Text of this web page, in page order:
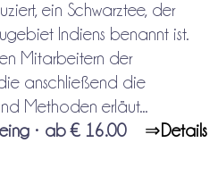
ein Schwarztee, der
Indiens benannt ist.
Mitarbeitern der
anschließend die
Methoden erläut...
• ab € 16.00 ⇒Details